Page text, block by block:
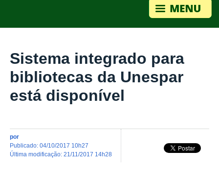
Sistema integrado para
bibliotecas da Unespar
está disponível
por
publicado: 04/10/2017 10h27
última modificação: 21/11/2017 14h28